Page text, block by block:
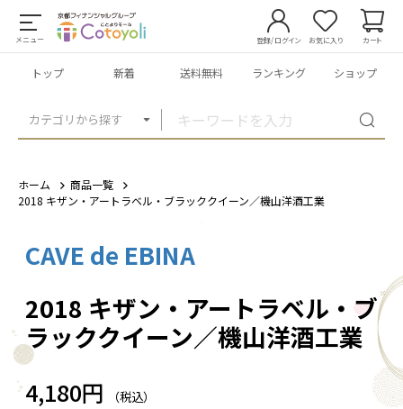
メニュー
カテゴリから探す
登録/ログイン お気に入り カート
トップ 新着 送料無料 ランキング ショップ
ホーム
商品一覧
2018 キザン・アートラベル・ブラッククイーン／機山洋酒工業
CAVE de EBINA
2018 キザン・アートラベル・ブ
ラッククイーン／機山洋酒工業
4,180円 （税込）